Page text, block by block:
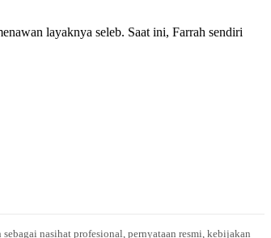
layaknya seleb. Saat ini, Farrah sendiri
nasihat profesional, pernyataan resmi, kebijakan